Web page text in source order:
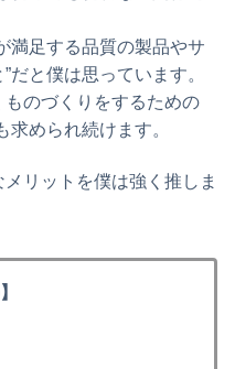
満足する品質の製品やサ
だと僕は思っています。
のづくりをするための
求められ続けます。
リットを僕は強く推しま